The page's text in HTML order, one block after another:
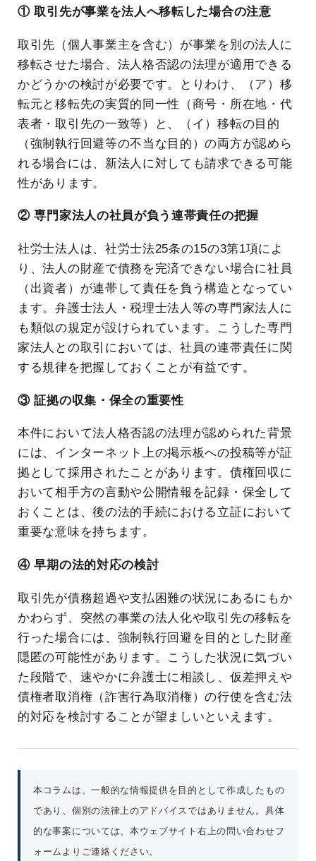
① 取引先が事業を法人へ移転した場合の注意
取引先（個人事業主を含む）が事業を別の法人に
移転させた場合、法人格否認の法理が適用できる
かどうかの検討が必要です。とりわけ、（ア）移
転元と移転先の実質的同一性（商号・所在地・代
表者・取引先の一致等）と、（イ）移転の目的
（強制執行回避等の不当な目的）の両方が認めら
れる場合には、新法人に対しても請求できる可能
性があります。
② 専門家法人の社員が負う連帯責任の把握
社労士法人は、社労士法25条の15の3第1項によ
り、法人の財産で債務を完済できない場合に社員
（出資者）が連帯して責任を負う構造となってい
ます。弁護士法人・税理士法人等の専門家法人に
も類似の規定が設けられています。こうした専門
家法人との取引においては、社員の連帯責任に関
する規律を把握しておくことが有益です。
③ 証拠の収集・保全の重要性
本件において法人格否認の法理が認められた背景
には、インターネット上の掲示板への投稿等が証
拠として採用されたことがあります。債権回収に
おいて相手方の言動や公開情報を記録・保全して
おくことは、後の法的手続における立証において
重要な意味を持ちます。
④ 早期の法的対応の検討
取引先が債務超過や支払困難の状況にあるにもか
かわらず、突然の事業の法人化や取引先の移転を
行った場合には、強制執行回避を目的とした財産
隠匿の可能性があります。こうした状況に気づい
た段階で、速やかに弁護士に相談し、仮差押えや
債権者取消権（詐害行為取消権）の行使を含む法
的対応を検討することが望ましいといえます。
本コラムは、一般的な情報提供を目的として作成したもの
であり、個別の法律上のアドバイスではありません。具体
的な事案については、本ウェブサイト右上の問い合わせフ
ォームよりご連絡ください。